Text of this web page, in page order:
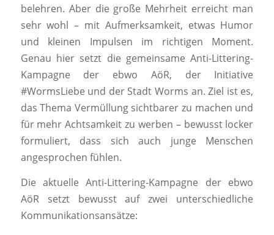
belehren. Aber die große Mehrheit erreicht man
sehr wohl – mit Aufmerksamkeit, etwas Humor
und kleinen Impulsen im richtigen Moment.
Genau hier setzt die gemeinsame Anti-Littering-
Kampagne der ebwo AöR, der Initiative
#WormsLiebe und der Stadt Worms an. Ziel ist es,
das Thema Vermüllung sichtbarer zu machen und
für mehr Achtsamkeit zu werben – bewusst locker
formuliert, dass sich auch junge Menschen
angesprochen fühlen.
Die aktuelle Anti-Littering-Kampagne der ebwo
AöR setzt bewusst auf zwei unterschiedliche
Kommunikationsansätze: